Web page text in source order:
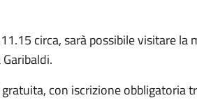
circa, sarà possibile visitare
gratuita, con iscrizione obbligatoria